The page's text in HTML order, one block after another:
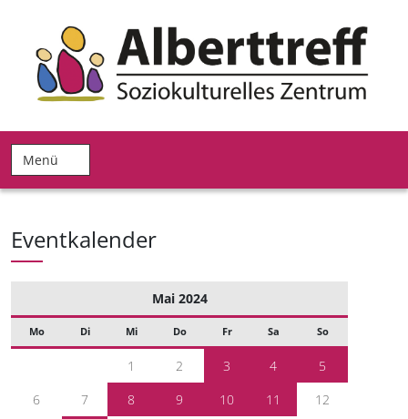
Menü
Eventkalender
Mai 2024
Mo Di Mi Do Fr Sa So
1 2 3 4
5
6
7 8 9 10 11
12